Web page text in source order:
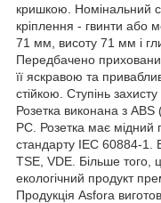
кришкою. Номінальний
кріплення - гвинти або
71 мм, висоту 71 мм і
Передбачено
її яскравою та
стійкою. Ступінь
Розетка виконана з ABS
PC. Розетка має мідний
стандарту IEC 60884-1.
TSE, VDE. Більше того,
екологічний продукт
Продукція Asfora